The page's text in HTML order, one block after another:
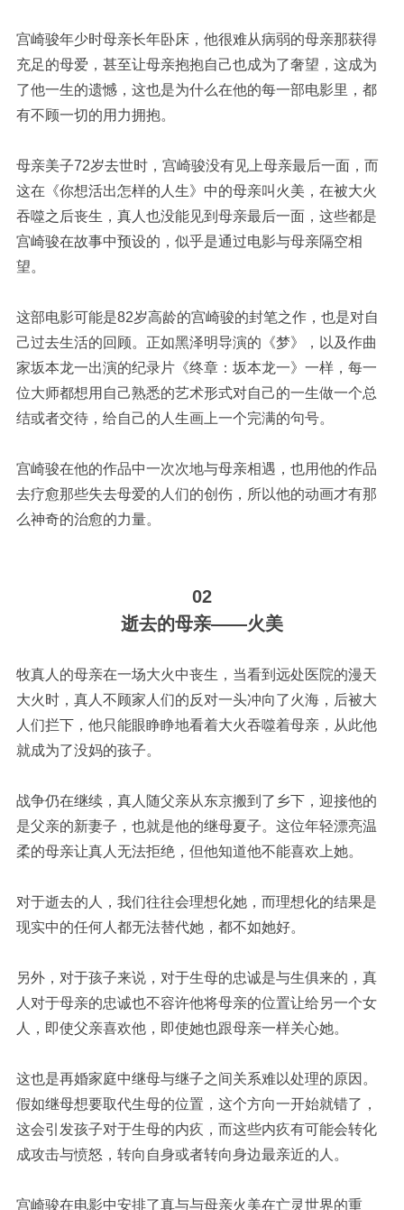
宫崎骏年少时母亲长年卧床，他很难从病弱的母亲那获得
充足的母爱，甚至让母亲抱抱自己也成为了奢望，这成为
了他一生的遗憾，这也是为什么在他的每一部电影里，都
有不顾一切的用力拥抱。
母亲美子72岁去世时，宫崎骏没有见上母亲最后一面，而
这在《你想活出怎样的人生》中的母亲叫火美，在被大火
吞噬之后丧生，真人也没能见到母亲最后一面，这些都是
宫崎骏在故事中预设的，似乎是通过电影与母亲隔空相
望。
这部电影可能是82岁高龄的宫崎骏的封笔之作，也是对自
己过去生活的回顾。正如黑泽明导演的《梦》，以及作曲
家坂本龙一出演的纪录片《终章：坂本龙一》一样，每一
位大师都想用自己熟悉的艺术形式对自己的一生做一个总
结或者交待，给自己的人生画上一个完满的句号。
宫崎骏在他的作品中一次次地与母亲相遇，也用他的作品
去疗愈那些失去母爱的人们的创伤，所以他的动画才有那
么神奇的治愈的力量。
02
逝去的母亲——火美
牧真人的母亲在一场大火中丧生，当看到远处医院的漫天
大火时，真人不顾家人们的反对一头冲向了火海，后被大
人们拦下，他只能眼睁睁地看着大火吞噬着母亲，从此他
就成为了没妈的孩子。
战争仍在继续，真人随父亲从东京搬到了乡下，迎接他的
是父亲的新妻子，也就是他的继母夏子。这位年轻漂亮温
柔的母亲让真人无法拒绝，但他知道他不能喜欢上她。
对于逝去的人，我们往往会理想化她，而理想化的结果是
现实中的任何人都无法替代她，都不如她好。
另外，对于孩子来说，对于生母的忠诚是与生俱来的，真
人对于母亲的忠诚也不容许他将母亲的位置让给另一个女
人，即使父亲喜欢他，即使她也跟母亲一样关心她。
这也是再婚家庭中继母与继子之间关系难以处理的原因。
假如继母想要取代生母的位置，这个方向一开始就错了，
这会引发孩子对于生母的内疚，而这些内疚有可能会转化
成攻击与愤怒，转向自身或者转向身边最亲近的人。
宫崎骏在电影中安排了真与与母亲火美在亡灵世界的重